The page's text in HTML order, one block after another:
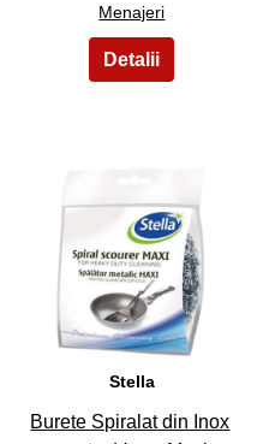
Menajeri
4
Stella
Burete Spiralat din Inox